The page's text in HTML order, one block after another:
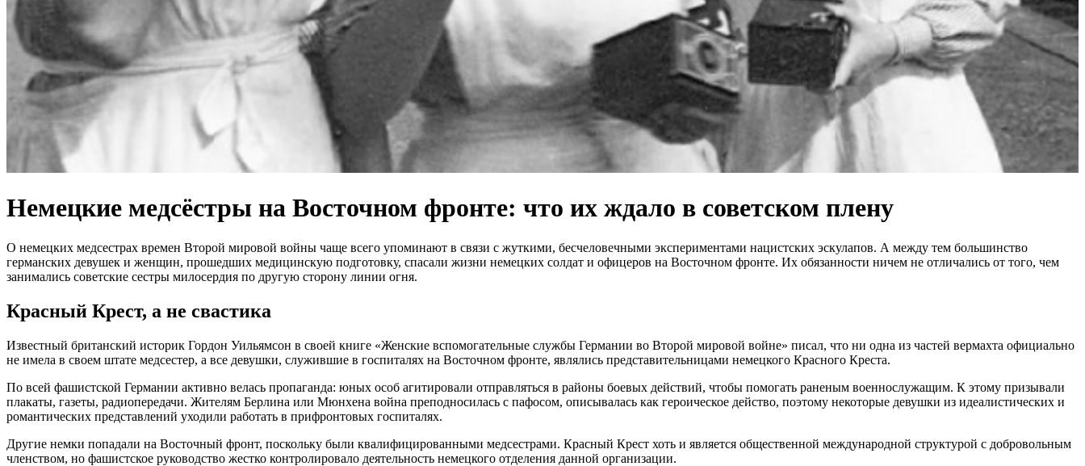
Немецкие медсёстры на Восточном фронте: что их ждало в советском плену
О немецких медсестрах времен Второй мировой войны чаще всего упоминают в связи с жуткими, бесчеловечными экспериментами нацистских эскулапов. А между тем большинство
германских девушек и женщин, прошедших медицинскую подготовку, спасали жизни немецких солдат и офицеров на Восточном фронте. Их обязанности ничем не отличались от того, чем
занимались советские сестры милосердия по другую сторону линии огня.
Красный Крест, а не свастика
Известный британский историк Гордон Уильямсон в своей книге «Женские вспомогательные службы Германии во Второй мировой войне» писал, что ни одна из частей вермахта официально
не имела в своем штате медсестер, а все девушки, служившие в госпиталях на Восточном фронте, являлись представительницами немецкого Красного Креста.
По всей фашистской Германии активно велась пропаганда: юных особ агитировали отправляться в районы боевых действий, чтобы помогать раненым военнослужащим. К этому призывали
плакаты, газеты, радиопередачи. Жителям Берлина или Мюнхена война преподносилась с пафосом, описывалась как героическое действо, поэтому некоторые девушки из идеалистических и
романтических представлений уходили работать в прифронтовых госпиталях.
Другие немки попадали на Восточный фронт, поскольку были квалифицированными медсестрами. Красный Крест хоть и является общественной международной структурой с добровольным
членством, но фашистское руководство жестко контролировало деятельность немецкого отделения данной организации.